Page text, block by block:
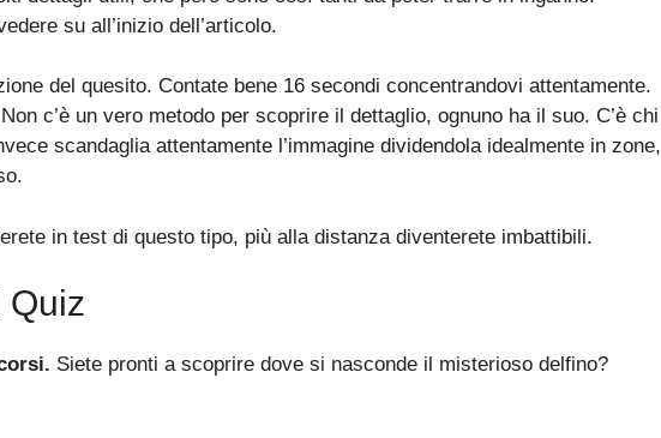
su all’inizio dell’articolo.
del quesito. Contate bene 16 secondi concentrandovi attentamente.
c’è un vero metodo per scoprire il dettaglio, ognuno ha il suo. C’è chi
scandaglia attentamente l’immagine dividendola idealmente in zone,
in test di questo tipo, più alla distanza diventerete imbattibili.
Quiz
Siete pronti a scoprire dove si nasconde il misterioso delfino?